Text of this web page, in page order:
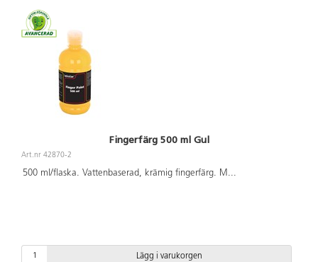
Fingerfärg 500 ml Gul
Art.nr 42870-2
500 ml/flaska. Vattenbaserad, krämig fingerfärg. M ...
Lägg i varukorgen